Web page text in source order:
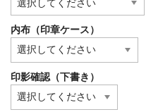
内布（印章ケース）
印影確認（下書き）